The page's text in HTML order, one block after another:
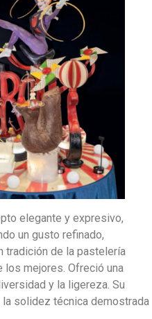
elegante y expresivo,
un gusto refinado,
tradición de la pastelería
los mejores. Ofreció una
y la ligereza. Su
solidez técnica demostrada